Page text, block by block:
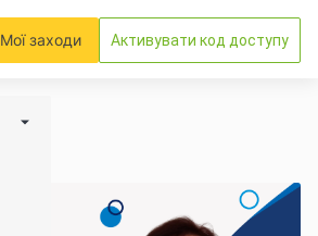
Мої заходи Активувати код доступу